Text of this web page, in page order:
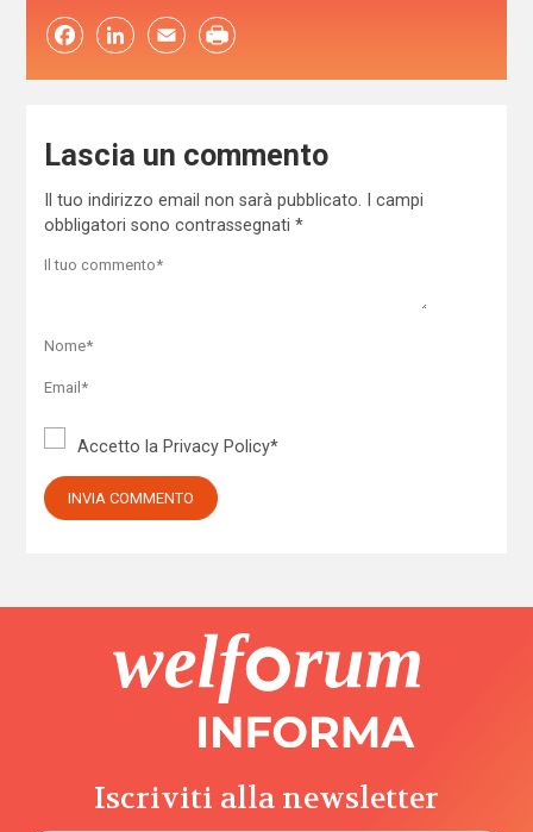
FacebookLinkedIn Email
Lascia un commento
Il tuo indirizzo email non sarà pubblicato.
I campi
obbligatori sono contrassegnati *
Accetto la Privacy Policy*
Iscriviti alla newsletter